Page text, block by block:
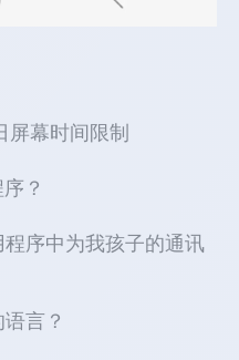
屏幕时间限制
？
序中为我孩子的通讯
言？